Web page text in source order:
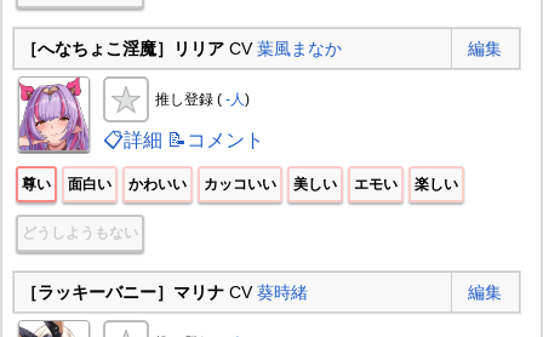
［へなちょこ淫魔］リリアCV葉風まなか 編集
推し登録 ( -人)
📋詳細 📝コメント
尊い 面白い かわいい カッコいい 美しい エモい 楽しい
どうしようもない
［ラッキーバニー］マリナCV葵時緒 編集